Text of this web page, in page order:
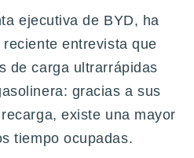
ejecutiva de BYD, ha
entrevista que
de carga ultrarrápidas
gracias a sus
existe una mayor
tiempo ocupadas.